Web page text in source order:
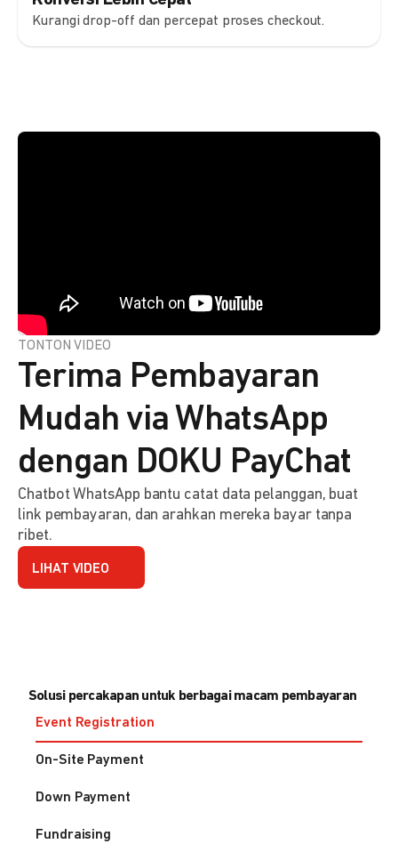
Kurangi drop-off dan percepat proses checkout.
TONTON VIDEO
Terima Pembayaran
Mudah via WhatsApp
dengan DOKU PayChat
Chatbot WhatsApp bantu catat data pelanggan, buat
link pembayaran, dan arahkan mereka bayar tanpa
ribet.
LIHAT VIDEO
Solusi percakapan untuk berbagai macam pembayaran
Event Registration
On-Site Payment
Down Payment
Fundraising